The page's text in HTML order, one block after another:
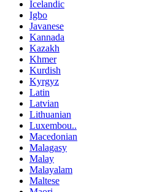
Icelandic
Igbo
Javanese
Kannada
Kazakh
Khmer
Kurdish
Kyrgyz
Latin
Latvian
Lithuanian
Luxembou..
Macedonian
Malagasy
Malay
Malayalam
Maltese